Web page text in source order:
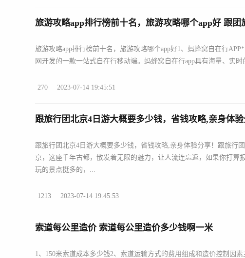
旅游攻略app排行榜前十名，旅游攻略哪个app好 跟
旅游攻略app排行榜前十名，旅游攻略哪个app好1、蚂蜂窝自在行
网开发的一款一站式自在行移动端。蚂蜂窝自在行app具有海量、实
270 2023-07-14 19:45:51
跟旅行团北京4日游大概要多少钱，省钱攻略,亲身体
跟旅行团北京4日游大概要多少钱，省钱攻略,亲身体验分享！跟旅行
京，这座千年古都，散发着无限的魅力，让人流连忘返，如果你打
玩的景点挺多的，...
1213 2023-07-14 19:45:53
索道每公里造价 索道每公里造价多少钱啊一米
1、150米索道成本多少钱2、索道运输方式的费用组成和造价控制因